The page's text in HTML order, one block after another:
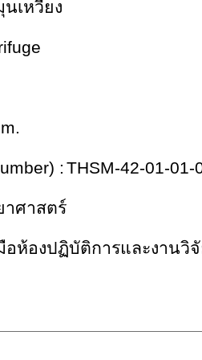
เหวี่ยง
: THSM-42-01-01-
าศาสตร์
อห้องปฏิบัติการและงานวิ